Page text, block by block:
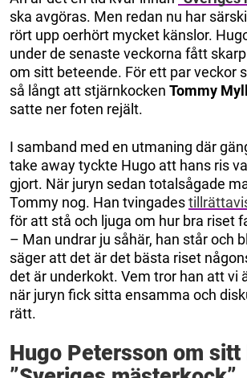
ska avgöras. Men redan nu har
rört upp oerhört mycket känslor.
under de senaste veckorna fått
om sitt beteende. För ett par veckor
så långt att stjärnkocken Tommy
satte ner foten rejält.
I samband med en utmaning där
take away tyckte Hugo att hans ris
gjort. När juryn sedan totalsågade
Tommy nog. Han tvingades
för att stå och ljuga om hur bra riset
– Man undrar ju såhär, han står och
säger att det är det bästa riset
det är underkokt. Vem tror han att vi
när juryn fick sitta ensamma och
rätt.
Hugo Petersson om sitt